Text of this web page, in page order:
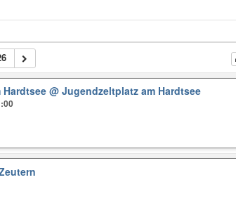
Hardtsee@ Jugendzeltplatz am Hardtsee